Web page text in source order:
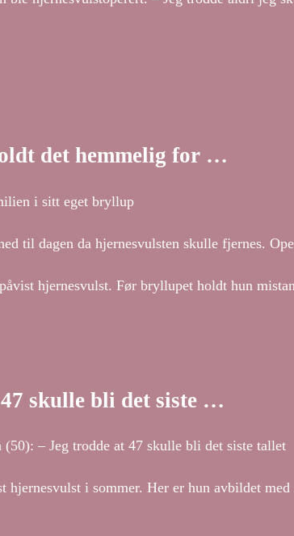
det hemmelig for …
i sitt eget bryllup
til dagen da hjernesvulsten skulle fjernes.
hjernesvulst. Før bryllupet holdt hun
skulle bli det siste …
– Jeg trodde at 47 skulle bli det siste tallet
i sommer. Her er hun avbildet med